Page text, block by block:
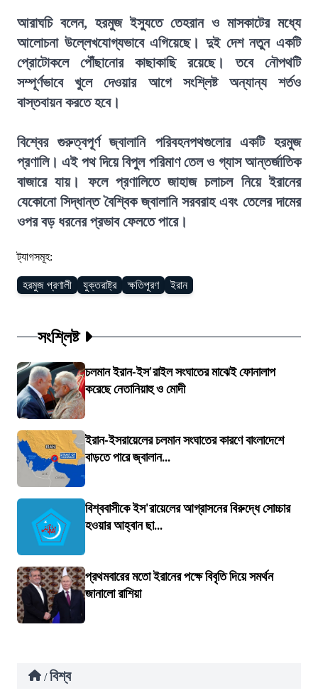
আরাঘচি বলেন, হরমুজ ইস্যুতে তেহরান ও মাসকাটের মধ্যে
আলোচনা উল্লেখযোগ্যভাবে এগিয়েছে। দুই দেশ নতুন একটি
প্রোটোকলে পৌঁছানোর কাছাকাছি রয়েছে। তবে নৌপথটি
সম্পূর্ণভাবে খুলে দেওয়ার আগে সংশ্লিষ্ট অন্যান্য শর্তও
বাস্তবায়ন করতে হবে।
বিশ্বের গুরুত্বপূর্ণ জ্বালানি পরিবহনপথগুলোর একটি হরমুজ
প্রণালি। এই পথ দিয়ে বিপুল পরিমাণ তেল ও গ্যাস আন্তর্জাতিক
বাজারে যায়। ফলে প্রণালিতে জাহাজ চলাচল নিয়ে ইরানের
যেকোনো সিদ্ধান্ত বৈশ্বিক জ্বালানি সরবরাহ এবং তেলের দামের
ওপর বড় ধরনের প্রভাব ফেলতে পারে।
ট্যাগসমূহ:
হরমুজ প্রণালী যুক্তরাষ্ট্র ক্ষতিপূরণ ইরান
সংশ্লিষ্ট
চলমান ইরান-ইস'রাইল সংঘাতের মাঝেই ফোনালাপ
করেছে নেতানিয়াহু ও মোদী
ইরান-ইসরায়েলের চলমান সংঘাতের কারণে বাংলাদেশে
বাড়তে পারে জ্বালান...
বিশ্ববাসীকে ইস'রায়েলের আগ্রাসনের বিরুদ্ধে সোচ্চার
হওয়ার আহ্বান ছা...
প্রথমবারের মতো ইরানের পক্ষে বিবৃতি দিয়ে সমর্থন
জানালো রাশিয়া
/ বিশ্ব